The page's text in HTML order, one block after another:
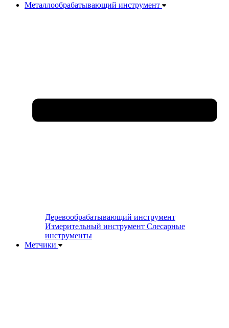
Металлообрабатывающий инструмент
Деревообрабатывающий инструмент
Измерительный инструмент Слесарные
инструменты
Метчики